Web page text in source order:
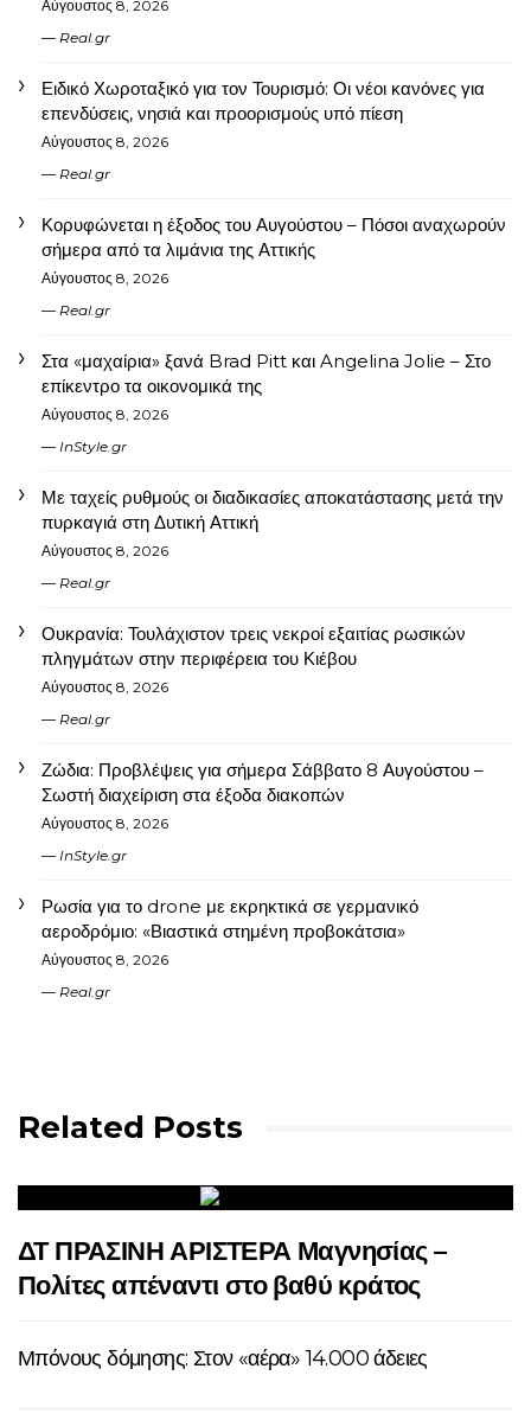
Αύγουστος 8, 2026
Real.gr
Ειδικό Χωροταξικό για τον Τουρισμό: Οι νέοι κανόνες για
επενδύσεις, νησιά και προορισμούς υπό πίεση
Αύγουστος 8, 2026
Real.gr
Κορυφώνεται η έξοδος του Αυγούστου – Πόσοι αναχωρούν
σήμερα από τα λιμάνια της Αττικής
Αύγουστος 8, 2026
Real.gr
Στα «μαχαίρια» ξανά Brad Pitt και Angelina Jolie – Στο
επίκεντρο τα οικονομικά της
Αύγουστος 8, 2026
InStyle.gr
Με ταχείς ρυθμούς οι διαδικασίες αποκατάστασης μετά την
πυρκαγιά στη Δυτική Αττική
Αύγουστος 8, 2026
Real.gr
Ουκρανία: Τουλάχιστον τρεις νεκροί εξαιτίας ρωσικών
πληγμάτων στην περιφέρεια του Κιέβου
Αύγουστος 8, 2026
Real.gr
Ζώδια: Προβλέψεις για σήμερα Σάββατο 8 Αυγούστου –
Σωστή διαχείριση στα έξοδα διακοπών
Αύγουστος 8, 2026
InStyle.gr
Ρωσία για το drone με εκρηκτικά σε γερμανικό
αεροδρόμιο: «Βιαστικά στημένη προβοκάτσια»
Αύγουστος 8, 2026
Real.gr
Related Posts
ΔΤ ΠΡΑΣΙΝΗ ΑΡΙΣΤΕΡΑ Μαγνησίας –
Πολίτες απέναντι στο βαθύ κράτος
Μπόνους δόμησης: Στον «αέρα» 14.000 άδειες